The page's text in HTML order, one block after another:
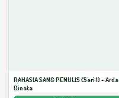
RAHASIA SANG PENULIS (Seri 1) - Arda
Dinata